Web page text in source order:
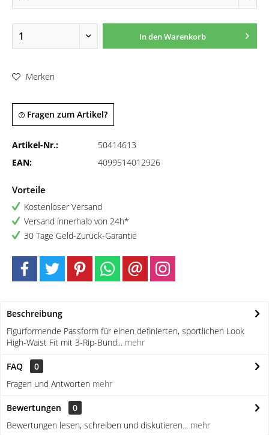
In denWarenkorb
Merken
Fragen zum Artikel?
Artikel-Nr.:
50414613
EAN:
4099514012926
Vorteile
Kostenloser Versand
Versand innerhalb von 24h*
30 Tage Geld-Zurück-Garantie
Beschreibung
Figurformende Passform für einen definierten, sportlichen Look
High-Waist Fit mit 3-Rip-Bund... mehr
FAQ
0
Fragen und Antworten mehr
Bewertungen
0
Bewertungen lesen, schreiben und diskutieren... mehr